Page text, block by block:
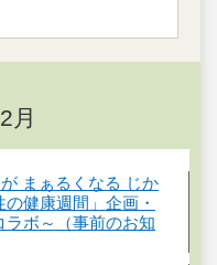
月
まぁるくなる じか
健康週間」企画・
ラボ～（事前のお知